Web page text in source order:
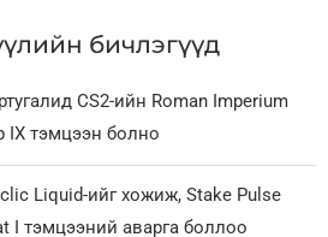
бичлэгүүд
CS2-ийн Roman Imperium
IX тэмцээн болно
Liquid-ийг хожиж, Stake Pulse
I тэмцээний аварга боллоо